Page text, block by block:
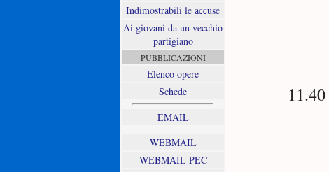
Indimostrabili le accuse
Ai giovani da un vecchio
partigiano
PUBBLICAZIONI
Elenco opere
Schede
EMAIL
WEBMAIL
WEBMAIL PEC
11.40